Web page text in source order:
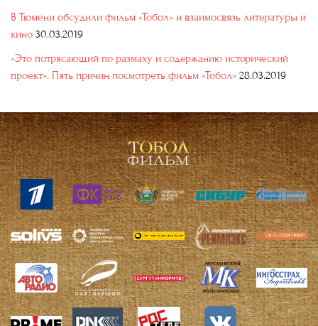
В Тюмени обсудили фильм «Тобол» и взаимосвязь литературы и
кино 30.03.2019
«Это потрясающий по размаху и содержанию исторический
проект». Пять причин посмотреть фильм «Тобол» 28.03.2019